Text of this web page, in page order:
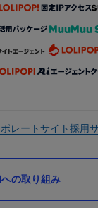
レートサイト採用
の取り組み